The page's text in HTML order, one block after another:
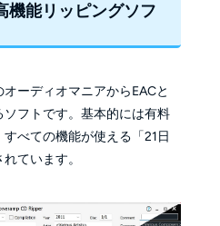
機能リッピングソフ
ーディオマニアからEACと
フトです。基本的には有料
べての機能が使える「21日
ています。